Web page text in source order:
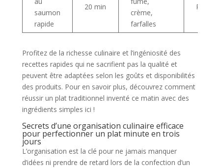
saumon
rapide
20 min
crème,
farfalles
Profitez de la richesse culinaire et l’ingéniosité des
recettes rapides qui ne sacrifient pas la qualité et
peuvent être adaptées selon les goûts et disponibilités
des produits. Pour en savoir plus, découvrez comment
réussir un plat traditionnel inventé ce matin avec des
ingrédients simples ici !
Secrets d’une organisation culinaire efficace
pour perfectionner un plat minute en trois
jours
L’organisation est la clé pour ne jamais manquer
d’idées ni prendre de retard lors de la confection d’un